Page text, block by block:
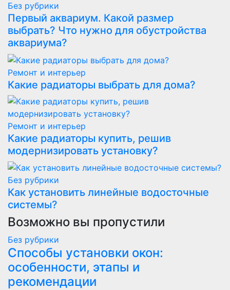
Без рубрики
Первый аквариум. Какой размер
выбрать? Что нужно для обустройства
аквариума?
Ремонт и интерьер
Какие радиаторы выбрать для дома?
Ремонт и интерьер
Какие радиаторы купить, решив
модернизировать установку?
Без рубрики
Как установить линейные водосточные
системы?
Возможно вы пропустили
Без рубрики
Способы установки окон:
особенности, этапы и
рекомендации